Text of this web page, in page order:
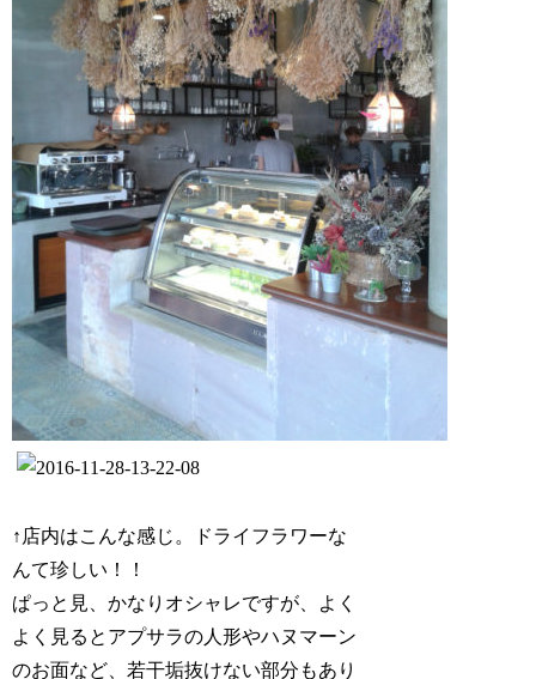
↑店内はこんな感じ。ドライフラワーな
んて珍しい！！
ぱっと見、かなりオシャレですが、よく
よく見るとアプサラの人形やハヌマーン
のお面など、若干垢抜けない部分もあり